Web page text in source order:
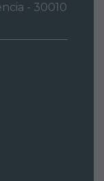
- 30010